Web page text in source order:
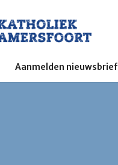
Aanmelden nieuwsbrief